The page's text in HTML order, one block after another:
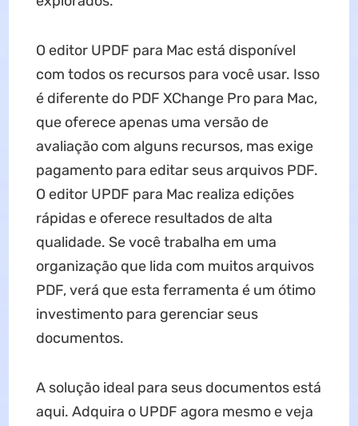
O editor UPDF para Mac está disponível
com todos os recursos para você usar. Isso
é diferente do PDF XChange Pro para Mac,
que oferece apenas uma versão de
avaliação com alguns recursos, mas exige
pagamento para editar seus arquivos PDF.
O editor UPDF para Mac realiza edições
rápidas e oferece resultados de alta
qualidade. Se você trabalha em uma
organização que lida com muitos arquivos
PDF, verá que esta ferramenta é um ótimo
investimento para gerenciar seus
documentos.
A solução ideal para seus documentos está
aqui. Adquira o UPDF agora mesmo e veja